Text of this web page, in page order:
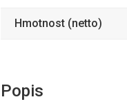
Hmotnost (netto)
Popis